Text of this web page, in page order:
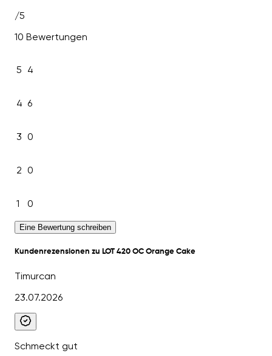
/5
10 Bewertungen
5 4
4 6
3 0
2 0
1 0
Eine Bewertung schreiben
Kundenrezensionen zu LOT 420 OC Orange Cake
Timurcan
23.07.2026
Schmeckt gut